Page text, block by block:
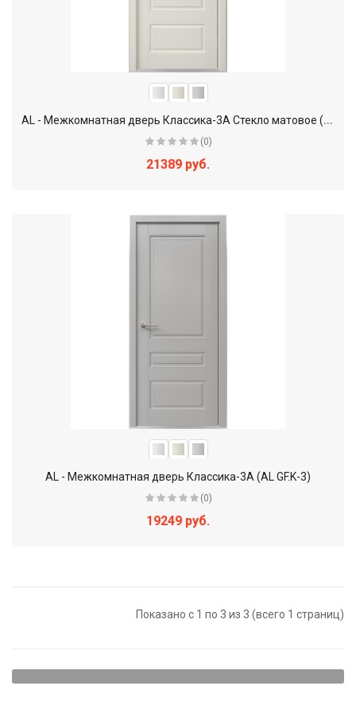
A
L - Межкомнатная дверь Классика-3А Стекло матовое (AL GF.K-3)
(0)
21389 руб.
AL - Межкомнатная дверь Классика-3А (AL GF.K-3)
(0)
19249 руб.
Показано с 1 по 3 из 3 (всего 1 страниц)